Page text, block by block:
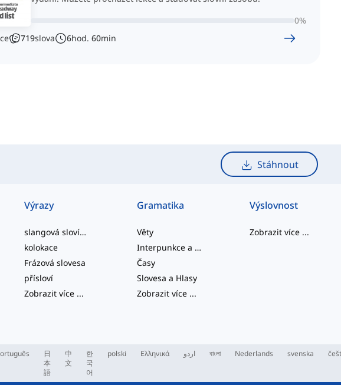
0%
719slova 6hod. 60min
Stáhnout
Výrazy
slangová slovíčka
kolokace
Frázová slovesa
přísloví
Zobrazit více ...
Gramatika
Věty
Interpunkce a Pravopis
Časy
Slovesa a Hlasy
Zobrazit více ...
Výslovnost
Zobrazit více ...
日
本
語
中
文
한
국
어
polski Ελληνικά اردو বাংলা Nederlands svenska